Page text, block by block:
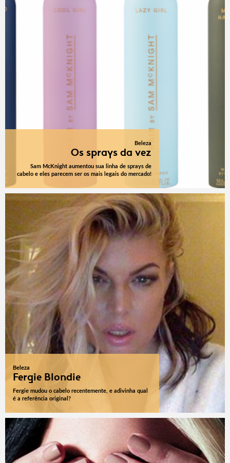
Beleza
Os sprays da vez
Sam McKnight aumentou sua linha de sprays de
cabelo e eles parecem ser os mais legais do mercado!
Beleza
Fergie Blondie
Fergie mudou o cabelo recentemente, e adivinha qual
é a referência original?